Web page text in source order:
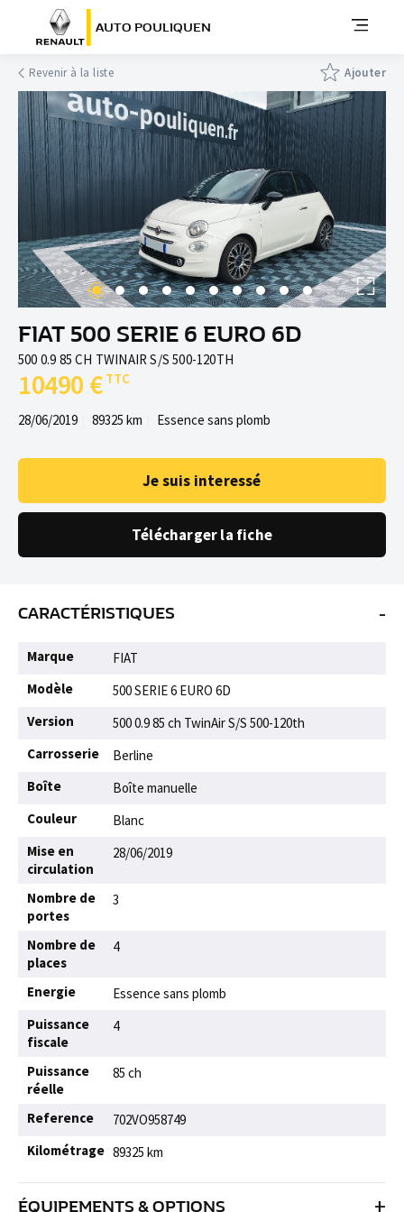
AUTO POULIQUEN
Revenir à la liste Ajouter
FIAT 500 SERIE 6 EURO 6D
500 0.9 85 CH TWINAIR S/S 500-120TH
10490 €
28/06/2019 89325 km Essence sans plomb
Je suis interessé
Télécharger la fiche
CARACTÉRISTIQUES -
Marque
FIAT
Modèle
500 SERIE 6 EURO 6D
Version
500 0.9 85 ch TwinAir S/S 500-120th
Carrosserie
Berline
Boîte
Boîte manuelle
Couleur
Blanc
Mise en
circulation
28/06/2019
Nombre de
portes
3
Nombre de
places
4
Energie
Essence sans plomb
Puissance
fiscale
4
Puissance
réelle
85 ch
Reference
702VO958749
Kilométrage 89325 km
ÉQUIPEMENTS & OPTIONS